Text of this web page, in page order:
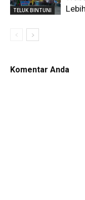
TELUK BINTUNI
Komentar Anda